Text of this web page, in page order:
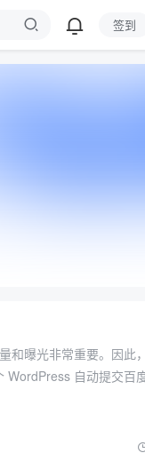
签到
和曝光非常重要。因此
自动提交百